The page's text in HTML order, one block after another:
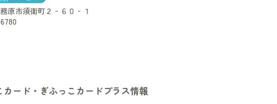
原市須衛町２‐６０‐１
カード・ぎふっこカードプラス情報